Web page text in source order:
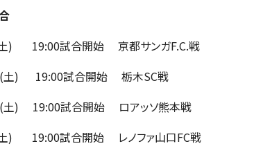
) 19:00試合開始 京都サンガF.C.戦
(土) 19:00試合開始 栃木SC戦
(土) 19:00試合開始 ロアッソ熊本戦
) 19:00試合開始 レノファ山口FC戦